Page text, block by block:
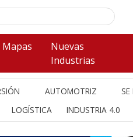
Mapas
Nuevas
Industrias
AUTOMOTRIZ
LOGÍSTICA INDUSTRIA 4.0